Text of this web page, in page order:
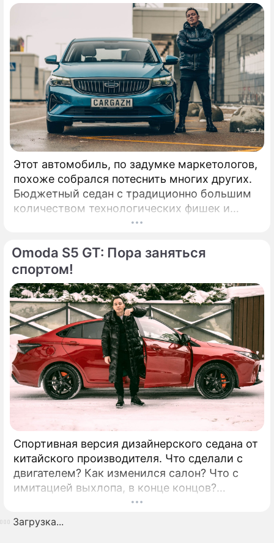
Этот автомобиль, по задумке маркетологов,
похоже собрался потеснить многих других.
Бюджетный седан с традиционно большим
количеством технологических фишек и
приспособлений бодро зашел на российский
автомобилей Geely с Volvo уже давно не
новость: вы только посмотрите хотя бы на
решетку радиатора, но тут есть и много
других ассоциаций.
Omoda S5 GT: Пора заняться
спортом!
Спортивная версия дизайнерского седана от
китайского производителя. Что сделали с
двигателем? Как изменился салон? Что с
имитацией выхлопа, в конце концов?
ВЫГЛЯДИТ:Передняя часть машины
переработана по сравнению с “гражданской”
Загрузка...